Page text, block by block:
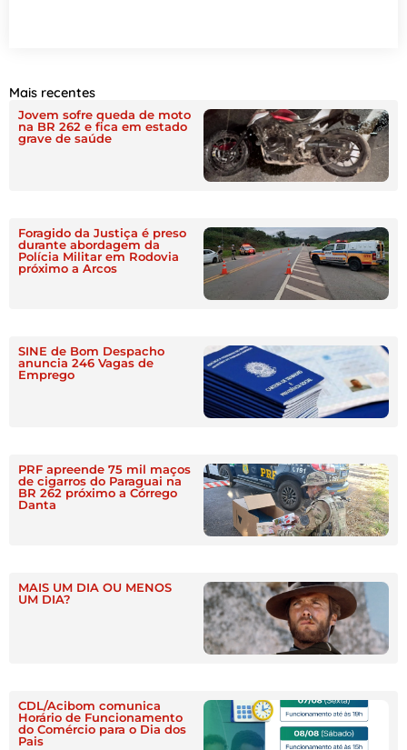
Mais recentes
Jovem sofre queda de moto
na BR 262 e fica em estado
grave de saúde
Foragido da Justiça é preso
durante abordagem da
Polícia Militar em Rodovia
próximo a Arcos
SINE de Bom Despacho
anuncia 246 Vagas de
Emprego
PRF apreende 75 mil maços
de cigarros do Paraguai na
BR 262 próximo a Córrego
Danta
MAIS UM DIA OU MENOS
UM DIA?
CDL/Acibom comunica
Horário de Funcionamento
do Comércio para o Dia dos
Pais